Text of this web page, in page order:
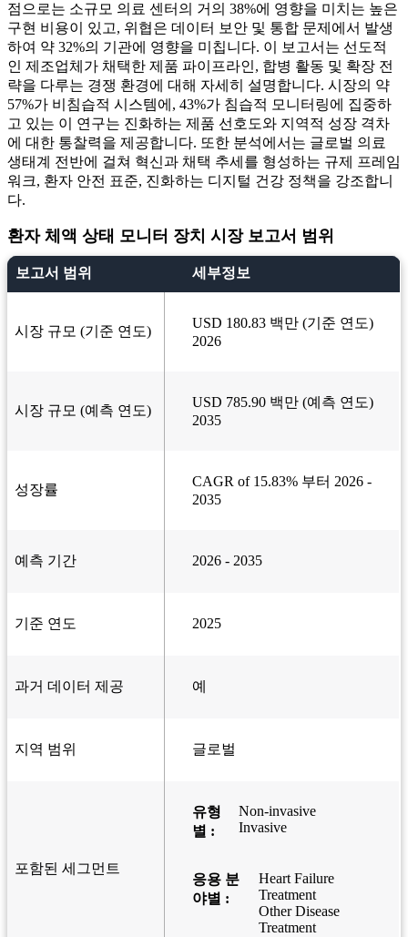
점으로는 소규모 의료 센터의 거의 38%에 영향을 미치는 높은
구현 비용이 있고, 위협은 데이터 보안 및 통합 문제에서 발생
하여 약 32%의 기관에 영향을 미칩니다. 이 보고서는 선도적
인 제조업체가 채택한 제품 파이프라인, 합병 활동 및 확장 전
략을 다루는 경쟁 환경에 대해 자세히 설명합니다. 시장의 약
57%가 비침습적 시스템에, 43%가 침습적 모니터링에 집중하
고 있는 이 연구는 진화하는 제품 선호도와 지역적 성장 격차
에 대한 통찰력을 제공합니다. 또한 분석에서는 글로벌 의료
생태계 전반에 걸쳐 혁신과 채택 추세를 형성하는 규제 프레임
워크, 환자 안전 표준, 진화하는 디지털 건강 정책을 강조합니
다.
환자 체액 상태 모니터 장치 시장 보고서 범위
보고서 범위 세부정보
시장 규모 (기준 연도)
USD 180.83 백만 (기준 연도)
2026
시장 규모 (예측 연도)
USD 785.90 백만 (예측 연도)
2035
성장률
CAGR of 15.83% 부터 2026 -
2035
예측 기간 2026 - 2035
기준 연도 2025
과거 데이터 제공 예
지역 범위 글로벌
포함된 세그먼트
유형
별 :
Non-invasive
Invasive
응용 분
야별 :
Heart Failure
Treatment
Other Disease
Treatment